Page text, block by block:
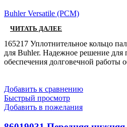
Buhler Versatile (РСМ)
ЧИТАТЬ ДАЛЕЕ
165217 Уплотнительное кольцо
для Buhler. Надежное решение для
обеспечения долговечной работы
Добавить к сравнению
Быстрый просмотр
Добавить в пожелания